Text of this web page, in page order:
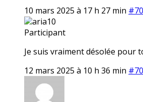
10 mars 2025 à 17 h 27 min
aria10
Participant
Je suis vraiment désolée pour
12 mars 2025 à 10 h 36 min